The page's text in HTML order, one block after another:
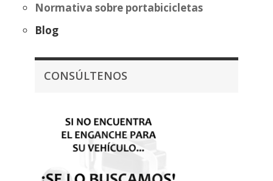
Normativa sobre portabicicletas
Blog
CONSÚLTENOS